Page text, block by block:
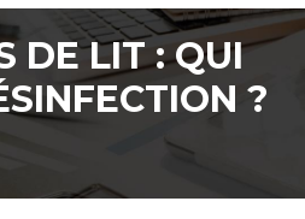
DE LIT : QUI
?